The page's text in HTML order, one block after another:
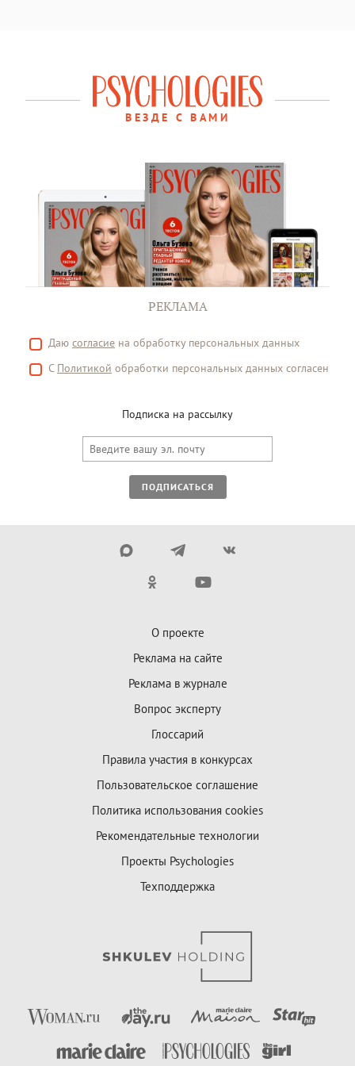
ВЕЗДЕ С ВАМИ
РЕКЛАМА
Даю согласие на обработку персональных данных
С Политикой обработки персональных данных согласен
Подписка на рассылку
ПОДПИСАТЬСЯ
О проекте
Реклама на сайте
Реклама в журнале
Вопрос эксперту
Глоссарий
Правила участия в конкурсах
Пользовательское соглашение
Политика использования cookies
Рекомендательные технологии
Проекты Psychologies
Техподдержка